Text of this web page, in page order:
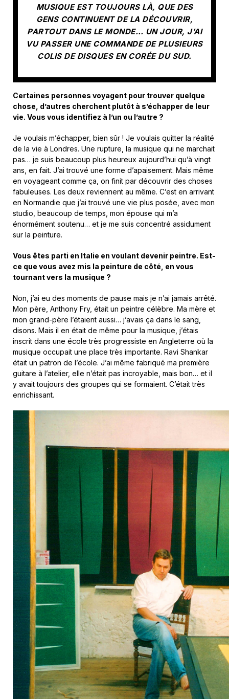
MUSIQUE EST TOUJOURS LÀ, QUE DES
GENS CONTINUENT DE LA DÉCOUVRIR,
PARTOUT DANS LE MONDE… UN JOUR, J’AI
VU PASSER UNE COMMANDE DE PLUSIEURS
COLIS DE DISQUES EN CORÉE DU SUD.
Certaines personnes voyagent pour trouver quelque
chose, d’autres cherchent plutôt à s’échapper de leur
vie. Vous vous identifiez à l’un ou l’autre ?
Je voulais m’échapper, bien sûr ! Je voulais quitter la réalité
de la vie à Londres. Une rupture, la musique qui ne marchait
pas… je suis beaucoup plus heureux aujourd’hui qu’à vingt
ans, en fait. J’ai trouvé une forme d’apaisement. Mais même
en voyageant comme ça, on finit par découvrir des choses
fabuleuses. Les deux reviennent au même. C’est en arrivant
en Normandie que j’ai trouvé une vie plus posée, avec mon
studio, beaucoup de temps, mon épouse qui m’a
énormément soutenu… et je me suis concentré assidument
sur la peinture.
Vous êtes parti en Italie en voulant devenir peintre. Est-
ce que vous avez mis la peinture de côté, en vous
tournant vers la musique ?
Non, j’ai eu des moments de pause mais je n’ai jamais arrêté.
Mon père, Anthony Fry, était un peintre célèbre. Ma mère et
mon grand-père l’étaient aussi… j’avais ça dans le sang,
disons. Mais il en était de même pour la musique, j’étais
inscrit dans une école très progressiste en Angleterre où la
musique occupait une place très importante. Ravi Shankar
était un patron de l’école. J’ai même fabriqué ma première
guitare à l’atelier, elle n’était pas incroyable, mais bon… et il
y avait toujours des groupes qui se formaient. C’était très
enrichissant.